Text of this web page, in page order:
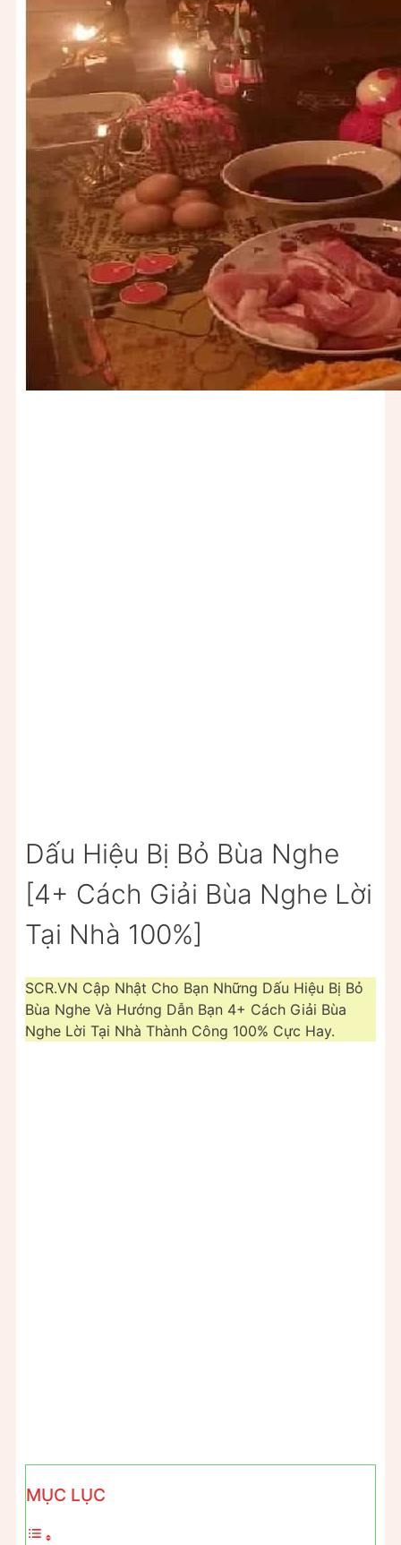
Dấu Hiệu Bị Bỏ Bùa Nghe
[4+ Cách Giải Bùa Nghe Lời
Tại Nhà 100%]
SCR.VN Cập Nhật Cho Bạn Những Dấu Hiệu Bị Bỏ
Bùa Nghe Và Hướng Dẫn Bạn 4+ Cách Giải Bùa
Nghe Lời Tại Nhà Thành Công 100% Cực Hay.
MỤC LỤC